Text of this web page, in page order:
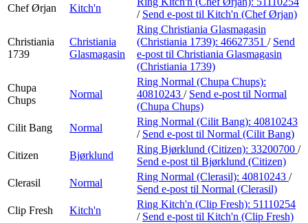
Chef Ørjan
Kitch'n
/ Send e-post til Kitch'n (Chef Ørjan)
Christiania
1739
Christiania
Glasmagasin
Ring Christiania Glasmagasin
(Christiania 1739): 46627351 / Send
e-post til Christiania Glasmagasin
(Christiania 1739)
Chupa
Chups
Normal
Ring Normal (Chupa Chups):
40810243 / Send e-post til Normal
(Chupa Chups)
Cilit Bang
Normal
Ring Normal (Cilit Bang): 40810243
/ Send e-post til Normal (Cilit Bang)
Citizen
Bjørklund
Ring Bjørklund (Citizen): 33200700 /
Send e-post til Bjørklund (Citizen)
Clerasil
Normal
Ring Normal (Clerasil): 40810243 /
Send e-post til Normal (Clerasil)
Clip Fresh
Kitch'n
Ring Kitch'n (Clip Fresh): 51110254
/ Send e-post til Kitch'n (Clip Fresh)